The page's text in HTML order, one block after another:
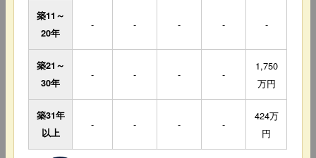
築11～
20年
- - - - -
築21～
30年
- - - -
1,750
万円
築31年
以上
- - - -
424万
円